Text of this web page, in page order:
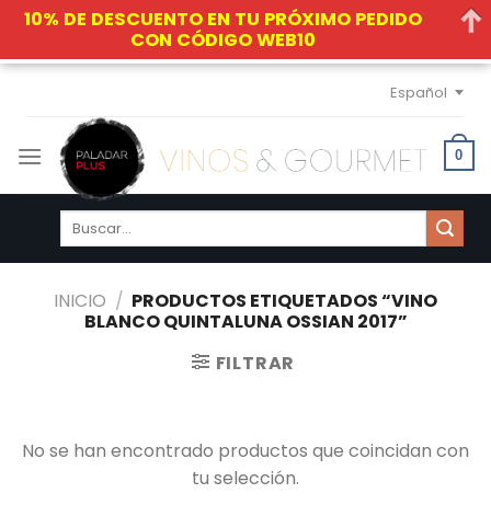
Skip
content
Español
0
Buscar
INICIO / PRODUCTOS ETIQUETADOS “VINO
BLANCO QUINTALUNA OSSIAN 2017”
FILTRAR
No se han encontrado productos que coincidan con
tu selección.
10% DE DESCUENTO EN TU PRÓXIMO PEDIDO
CON CÓDIGO WEB10